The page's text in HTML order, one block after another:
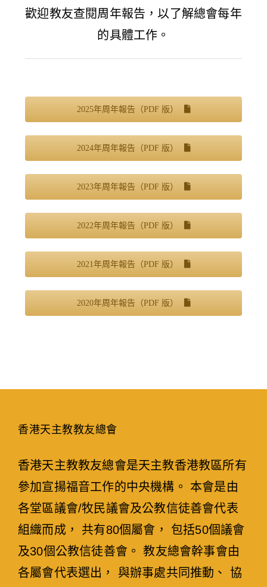
歡迎教友查閱周年報告，以了解總會每年
的具體工作。
2025年周年報告（PDF 版）
2024年周年報告（PDF 版）
2023年周年報告（PDF 版）
2022年周年報告（PDF 版）
2021年周年報告（PDF 版）
2020年周年報告（PDF 版）
香港天主教教友總會
香港天主教教友總會是天主教香港教區所有
參加宣揚福音工作的中央機構。 本會是由
各堂區議會/牧民議會及公教信徒善會代表
組織而成， 共有80個屬會， 包括50個議會
及30個公教信徒善會。 教友總會幹事會由
各屬會代表選出， 與辦事處共同推動、 協